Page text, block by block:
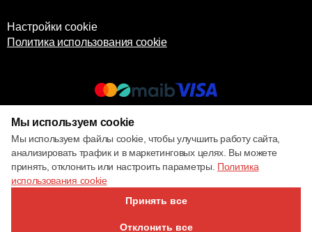
Настройки cookie
Политика использования cookie
© 2017 – 2026 ECOM
Мы используем cookie
Мы используем файлы cookie, чтобы улучшить работу сайта,
анализировать трафик и в маркетинговых целях. Вы можете
принять, отклонить или настроить параметры. Политика
использования cookie
Принять все
Отклонить все